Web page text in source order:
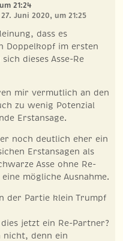
21:24
Juni 2020, um 21:25
dass es
Doppelkopf im ersten
dieses Asse-Re
mir vermutlich an den
zu wenig Potenzial
Erstansage.
noch deutlich eher ein
Erstansagen als
Asse ohne Re-
mögliche Ausnahme.
der Partie klein Trumpf
jetzt ein Re-Partner?
nicht, denn ein